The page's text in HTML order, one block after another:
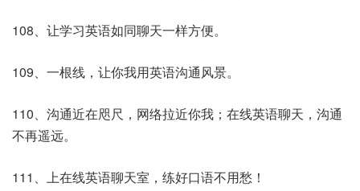
108、让学习英语如同聊天一样方便。
109、一根线，让你我用英语沟通风景。
110、沟通近在咫尺，网络拉近你我；在线英语聊天，沟通
不再遥远。
111、上在线英语聊天室，练好口语不用愁！